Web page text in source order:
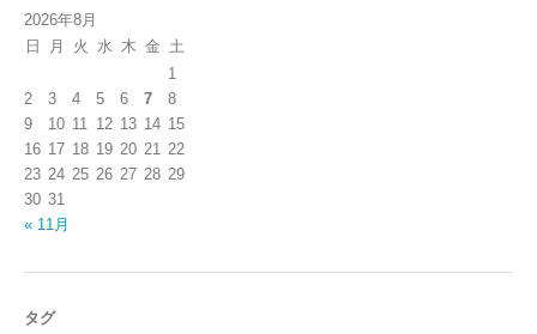
2026年8月
日
月 火 水 木 金 土
1
2
3 4 5 6 7
8
9
10 11 12 13 14 15
16 17 18 19 20 21
22
23 24 25 26 27 28 29
30 31
« 11月
タグ